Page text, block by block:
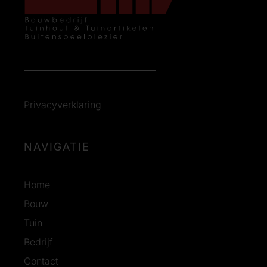
Privacyverklaring
NAVIGATIE
Home
Bouw
Tuin
Bedrijf
Contact